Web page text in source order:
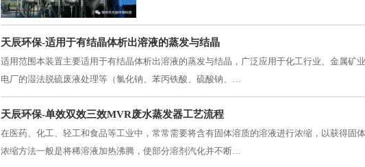
天辰环保-适用于有结晶体析出溶液的蒸发与结晶
适用范围本装置主要适用于有结晶体析出溶液的蒸发与结晶，广泛应用于化工行业、金属矿
电厂的湿法脱硫废液处理等（氯化钠、苯丙铁酸、硫酸钠、…
天辰环保-单效双效三效MVR废水蒸发器工艺流程
在医药、化工、轻工和食品等工业中，常常需要将含有固体溶质的溶液进行浓缩，以获得固
浓缩方法一般是将稀溶液加热沸腾，使部分溶剂汽化并不断…